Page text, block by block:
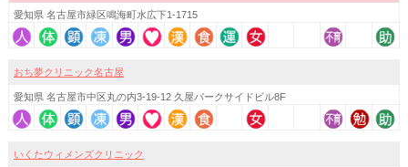
愛知県 名古屋市緑区鳴海町水広下1-1715
おち夢クリニック名古屋
愛知県 名古屋市中区丸の内3-19-12 久屋パークサイドビル8F
いくたウィメンズクリニック